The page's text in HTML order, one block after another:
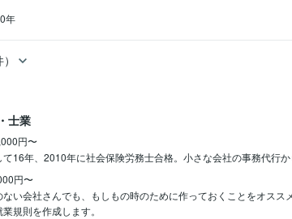
整理します
年
士業
円〜
16年、2010年に社会保険労務士合格。小さな会社の事務代行
円〜
い会社さんでも、もしもの時のために作っておくことをオスス
規則を作成します。